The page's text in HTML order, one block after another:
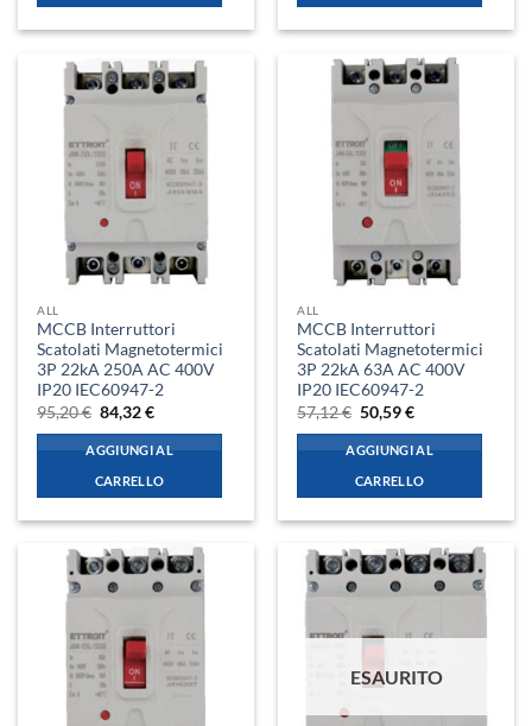
ALL
MCCB Interruttori
Scatolati Magnetotermici
3P 22kA 250A AC 400V
IP20 IEC60947-2
95,20€ Il
prezzo
originale
era:
95,20 €.
84,32€Il
attuale
è:
84,32 €.
AGGIUNGI AL
CARRELLO
ALL
MCCB Interruttori
Scatolati Magnetotermici
3P 22kA 63A AC 400V
IP20 IEC60947-2
57,12€ Il
prezzo
originale
era:
57,12 €.
50,59€Il
attuale
è:
50,59 €.
AGGIUNGI AL
CARRELLO
ESAURITO